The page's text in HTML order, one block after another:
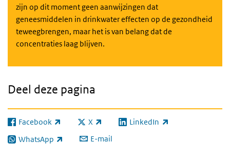
zijn op dit moment geen aanwijzingen dat
geneesmiddelen in drinkwater effecten op de gezondheid
teweegbrengen, maar het is van belang dat de
concentraties laag blijven.
Deel deze pagina
Facebook
(externe link) X
(externe link) LinkedIn
(externe link)
WhatsApp
(externe link) E-mail